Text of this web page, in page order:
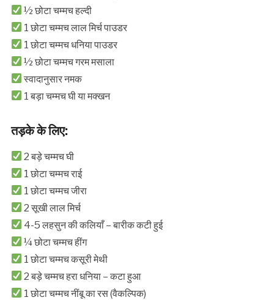
½ छोटा चम्मच हल्दी
1 छोटा चम्मच लाल मिर्च पाउडर
1 छोटा चम्मच धनिया पाउडर
½ छोटा चम्मच गरम मसाला
स्वादानुसार नमक
1 बड़ा चम्मच घी या मक्खन
तड़के के लिए:
2 बड़े चम्मच घी
1 छोटा चम्मच राई
1 छोटा चम्मच जीरा
2 सूखी लाल मिर्च
4-5 लहसुन की कलियाँ – बारीक कटी हुई
¼ छोटा चम्मच हींग
1 छोटा चम्मच कसूरी मेथी
2 बड़े चम्मच हरा धनिया – कटा हुआ
1 छोटा चम्मच नींबू का रस (वैकल्पिक)